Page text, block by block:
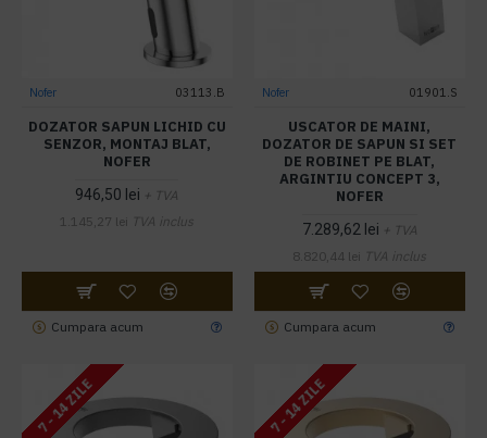
Nofer 03113.B
DOZATOR SAPUN LICHID CU
SENZOR, MONTAJ BLAT,
NOFER
946,50 lei + TVA
1.145,27 lei TVA inclus
Cumpara acum
Nofer 01901.S
USCATOR DE MAINI,
DOZATOR DE SAPUN SI SET
DE ROBINET PE BLAT,
ARGINTIU CONCEPT 3,
NOFER
7.289,62 lei + TVA
8.820,44 lei TVA inclus
Cumpara acum
7 - 14 ZILE 7 - 14 ZILE